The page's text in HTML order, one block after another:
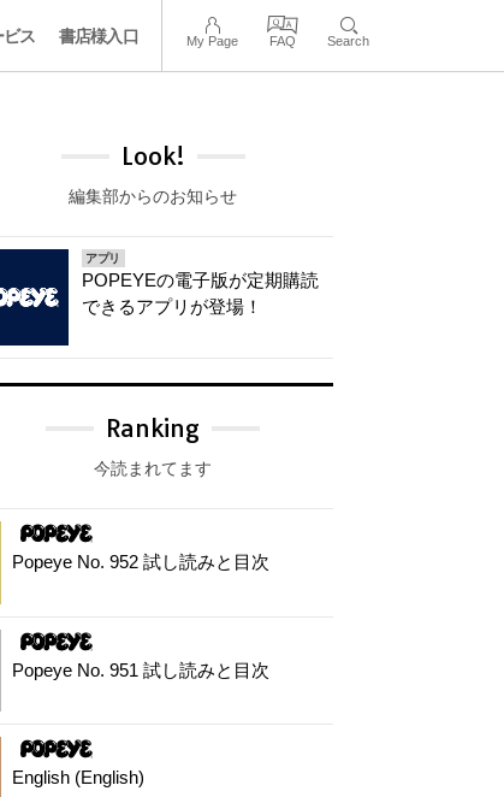
ス 書店様入口 My Page FAQ Search
Look!
編集部からのお知らせ
アプリ
POPEYEの電子版が定期購読
できるアプリが登場！
Ranking
今読まれてます
Popeye No. 952 試し読みと目次
Popeye No. 951 試し読みと目次
English (English)